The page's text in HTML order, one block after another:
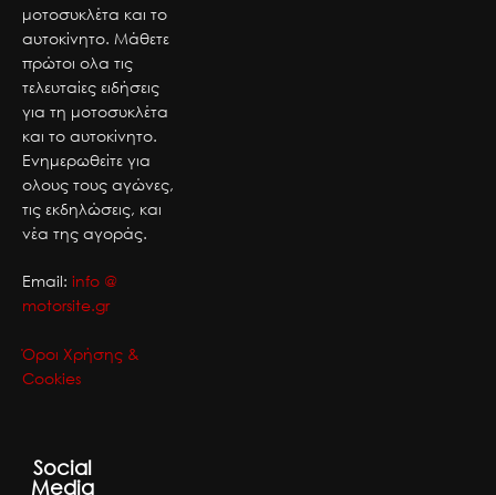
μοτοσυκλέτα και το
αυτοκίνητο. Μάθετε
πρώτοι ολα τις
τελευταίες ειδήσεις
για τη μοτοσυκλέτα
και το αυτοκίνητο.
Ενημερωθείτε για
ολους τους αγώνες,
τις εκδηλώσεις, και
νέα της αγοράς.
Email: info @
motorsite.gr
Όροι Χρήσης &
Cookies
Social
Media